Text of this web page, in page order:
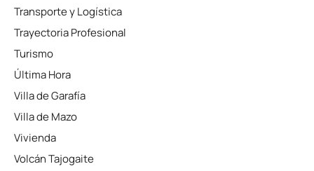
Transporte y Logística
Trayectoria Profesional
Turismo
Última Hora
Villa de Garafía
Villa de Mazo
Vivienda
Volcán Tajogaite